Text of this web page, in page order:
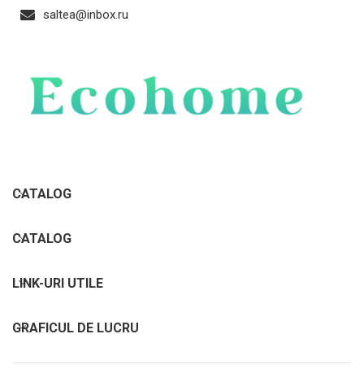
saltea@inbox.ru
CATALOG
CATALOG
LINK-URI UTILE
GRAFICUL DE LUCRU